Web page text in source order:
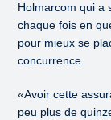
Holmarcom qui a
chaque fois en
pour mieux se
concurrence.
«Avoir cette
peu plus de